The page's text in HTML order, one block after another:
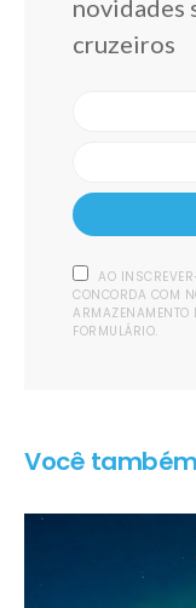
novidades
cruzeiros
AO
CONCORDA COM
ARMAZENAMENTO
FORMULÁRIO.
Você